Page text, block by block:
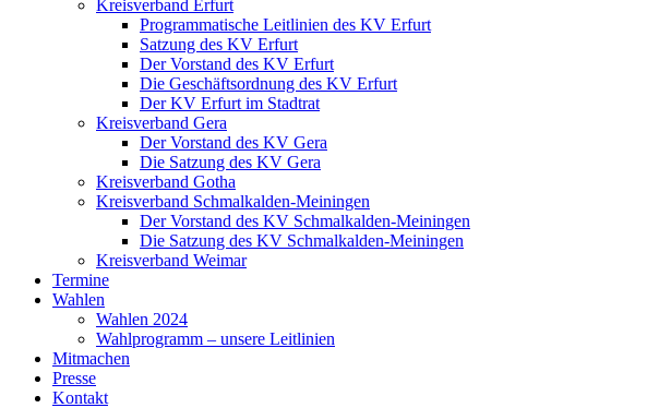
Kreisverband Erfurt
Programmatische Leitlinien des KV Erfurt
Satzung des KV Erfurt
Der Vorstand des KV Erfurt
Die Geschäftsordnung des KV Erfurt
Der KV Erfurt im Stadtrat
Kreisverband Gera
Der Vorstand des KV Gera
Die Satzung des KV Gera
Kreisverband Gotha
Kreisverband Schmalkalden-Meiningen
Der Vorstand des KV Schmalkalden-Meiningen
Die Satzung des KV Schmalkalden-Meiningen
Kreisverband Weimar
Termine
Wahlen
Wahlen 2024
Wahlprogramm – unsere Leitlinien
Mitmachen
Presse
Kontakt